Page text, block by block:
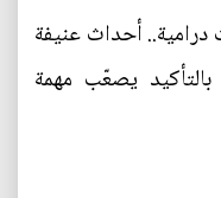
أحداث عنيفة
يصعّب مهمة